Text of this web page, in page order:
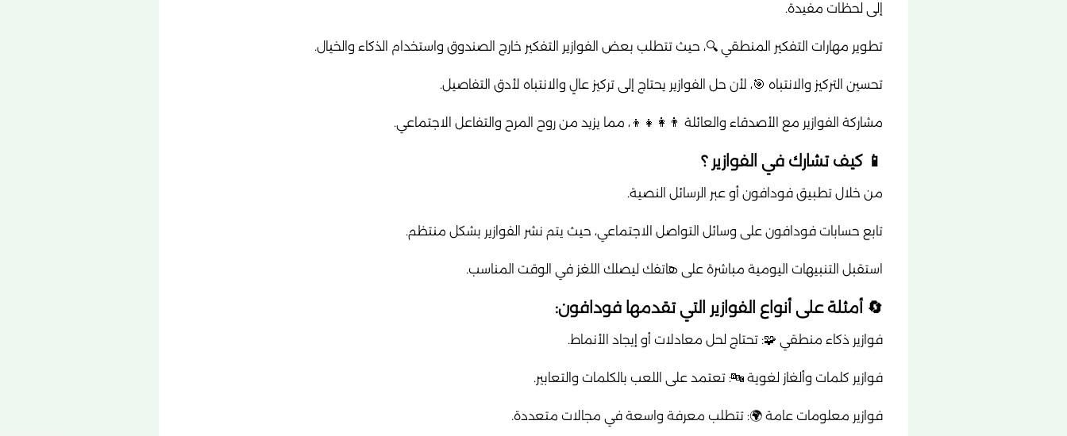
إلى لحظات مفيدة.
تطوير مهارات التفكير المنطقي 🔍، حيث تتطلب بعض الفوازير التفكير خارج الصندوق واستخدام الذكاء والخيال.
تحسين التركيز والانتباه 🎯، لأن حل الفوازير يحتاج إلى تركيز عالٍ والانتباه لأدق التفاصيل.
مشاركة الفوازير مع الأصدقاء والعائلة 👨‍👩‍👧‍👦، مما يزيد من روح المرح والتفاعل الاجتماعي.
📱 كيف تشارك في الفوازير ؟
من خلال تطبيق فودافون أو عبر الرسائل النصية.
تابع حسابات فودافون على وسائل التواصل الاجتماعي، حيث يتم نشر الفوازير بشكل منتظم.
استقبل التنبيهات اليومية مباشرة على هاتفك ليصلك اللغز في الوقت المناسب.
🔄 أمثلة على أنواع الفوازير التي تقدمها فودافون:
فوازير ذكاء منطقي 🧩: تحتاج لحل معادلات أو إيجاد الأنماط.
فوازير كلمات وألغاز لغوية 🔤: تعتمد على اللعب بالكلمات والتعابير.
فوازير معلومات عامة 🌍: تتطلب معرفة واسعة في مجالات متعددة.